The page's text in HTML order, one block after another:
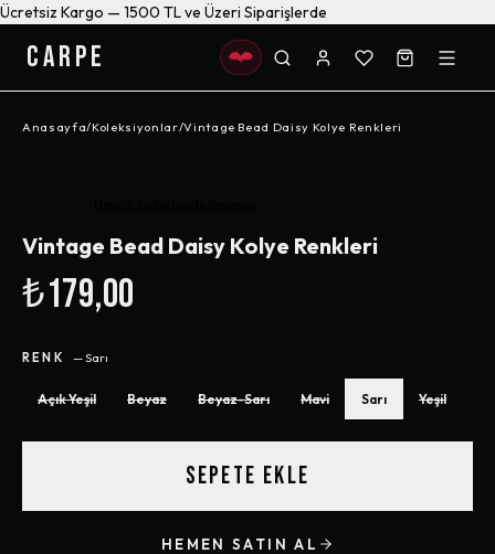
Ücretsiz Kargo — 1500 TL ve Üzeri Siparişlerde
CARPE
Anasayfa/Koleksiyonlar/Vintage Bead Daisy Kolye Renkleri
Vintage Bead Daisy Kolye Renkleri
₺179,00
RENK —Sarı
Açık Yeşil Beyaz Beyaz-Sarı Mavi Sarı Yeşil
SEPETE EKLE
HEMEN SATIN AL